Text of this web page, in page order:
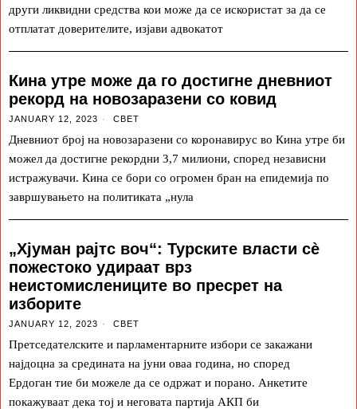
други ликвидни средства кои може да се искористат за да се
отплатат доверителите, изјави адвокатот
Кина утре може да го достигне дневниот
рекорд на новозаразени со ковид
JANUARY 12, 2023 СВЕТ
Дневниот број на новозаразени со коронавирус во Кина утре би
можел да достигне рекордни 3,7 милиони, според независни
истражувачи. Кина се бори со огромен бран на епидемија по
завршувањето на политиката „нула
„Хјуман рајтс воч“: Турските власти сè
пожестоко удираат врз
неистомислениците во пресрет на
изборите
JANUARY 12, 2023 СВЕТ
Претседателските и парламентарните избори се закажани
најдоцна за средината на јуни оваа година, но според
Ердоган тие би можеле да се одржат и порано. Анкетите
покажуваат дека тој и неговата партија АКП би